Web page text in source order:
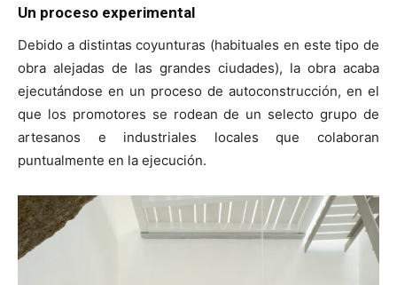
Un proceso experimental
Debido a distintas coyunturas (habituales en este tipo de
obra alejadas de las grandes ciudades), la obra acaba
ejecutándose en un proceso de autoconstrucción, en el
que los promotores se rodean de un selecto grupo de
artesanos e industriales locales que colaboran
puntualmente en la ejecución.